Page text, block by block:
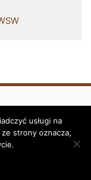
usługi na
strony oznacza,